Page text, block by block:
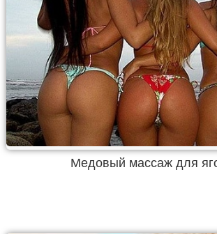
Медовый массаж для